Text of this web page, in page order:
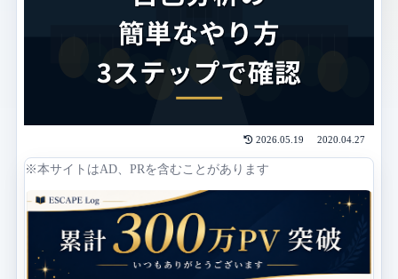
2026.05.19 2020.04.27
※本サイトはAD、PRを含むことがあります